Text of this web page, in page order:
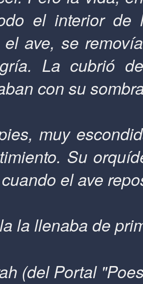
el interior
ave, se
La cubrió
con su
muy
Su
el ave
la llenaba de
(del Portal